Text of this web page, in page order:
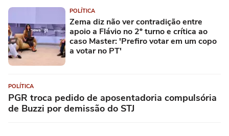
POLÍTICA
Zema diz não ver contradição entre
apoio a Flávio no 2º turno e crítica ao
caso Master: 'Prefiro votar em um copo
a votar no PT'
POLÍTICA
PGR troca pedido de aposentadoria compulsória
de Buzzi por demissão do STJ